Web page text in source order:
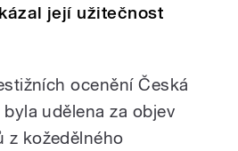
její užitečnost
ocenění Česká
udělena za objev
z kožedělného